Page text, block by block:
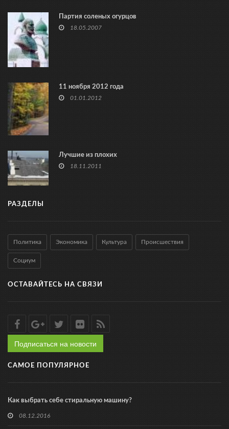
Партия соленых огурцов
18.05.2007
11 ноября 2012 года
01.01.2012
Лучшие из плохих
18.11.2011
РАЗДЕЛЫ
Политика Экономика Культура Происшествия
Социум
ОСТАВАЙТЕСЬ НА СВЯЗИ
Подписаться на новости
САМОЕ ПОПУЛЯРНОЕ
Как выбрать себе стиральную машину?
08.12.2016